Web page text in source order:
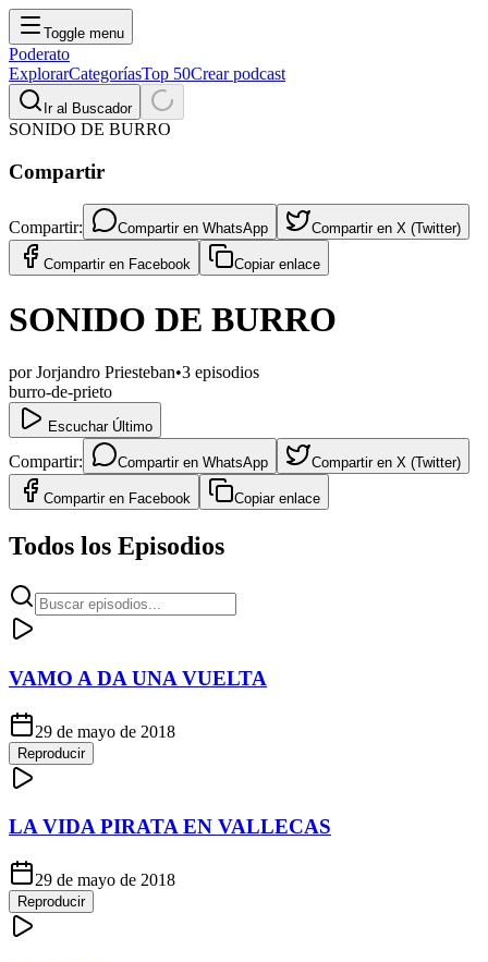
Toggle menu
Poderato
ExplorarCategoríasTop 50Crear podcast
Ir al Buscador
SONIDO DE BURRO
Compartir
Compartir: Compartir en WhatsApp Compartir en X (Twitter)
Compartir en Facebook Copiar enlace
SONIDO DE BURRO
porJorjandro Priesteban•3 episodios
burro-de-prieto
Escuchar Último
Compartir: Compartir en WhatsApp Compartir en X (Twitter)
Compartir en Facebook Copiar enlace
Todos los Episodios
VAMO A DA UNA VUELTA
29 de mayo de 2018
Reproducir
LA VIDA PIRATA EN VALLECAS
29 de mayo de 2018
Reproducir